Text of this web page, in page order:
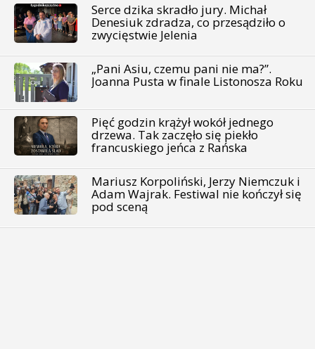
Serce dzika skradło jury. Michał
Denesiuk zdradza, co przesądziło o
zwycięstwie Jelenia
„Pani Asiu, czemu pani nie ma?”.
Joanna Pusta w finale Listonosza Roku
Pięć godzin krążył wokół jednego
drzewa. Tak zaczęło się piekło
francuskiego jeńca z Rańska
Mariusz Korpoliński, Jerzy Niemczuk i
Adam Wajrak. Festiwal nie kończył się
pod sceną